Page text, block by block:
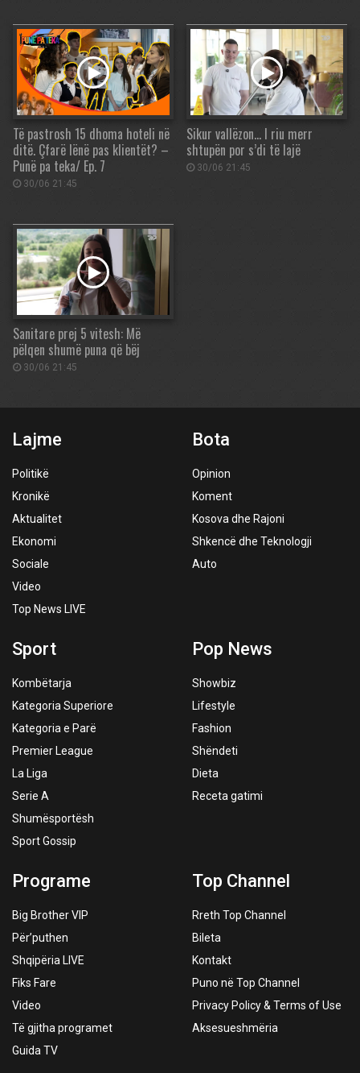
Të pastrosh 15 dhoma hoteli në
ditë. Çfarë lënë pas klientët? –
Punë pa teka/ Ep. 7
30/06 21:45
Sikur vallëzon… I riu merr
shtupën por s’di të lajë
30/06 21:45
Sanitare prej 5 vitesh: Më
pëlqen shumë puna që bëj
30/06 21:45
Lajme
Politikë
Kronikë
Aktualitet
Ekonomi
Sociale
Video
Top News LIVE
Bota
Opinion
Koment
Kosova dhe Rajoni
Shkencë dhe Teknologji
Auto
Sport
Kombëtarja
Kategoria Superiore
Kategoria e Parë
Premier League
La Liga
Serie A
Shumësportësh
Sport Gossip
Pop News
Showbiz
Lifestyle
Fashion
Shëndeti
Dieta
Receta gatimi
Programe
Big Brother VIP
Për’puthen
Shqipëria LIVE
Fiks Fare
Video
Të gjitha programet
Guida TV
Top Channel
Rreth Top Channel
Bileta
Kontakt
Puno në Top Channel
Privacy Policy & Terms of Use
Aksesueshmëria